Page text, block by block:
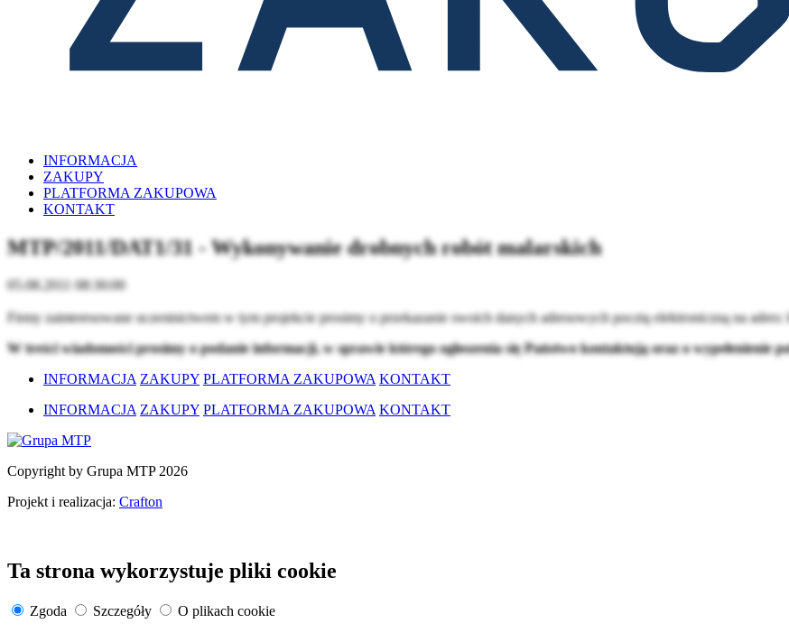
INFORMACJA
ZAKUPY
PLATFORMA ZAKUPOWA
KONTAKT
MTP/2011/DAT1/31 - Wykonywanie drobnych robót malarskich
05.08.2011 08:30:00
Firmy zainteresowane uczestnictwem w tym projekcie prosimy o przekazanie swoich danych adresowych pocztą elektroniczną na adres:
W treści wiadomości prosimy o podanie informacji, w sprawie którego ogłoszenia się Państwo kontaktują oraz o wypełenienie
INFORMACJA ZAKUPY PLATFORMA ZAKUPOWA KONTAKT
INFORMACJA ZAKUPY PLATFORMA ZAKUPOWA KONTAKT
Copyright by Grupa MTP 2026
Projekt i realizacja: Crafton
Ta strona wykorzystuje pliki cookie
Zgoda Szczegóły
O plikach cookie